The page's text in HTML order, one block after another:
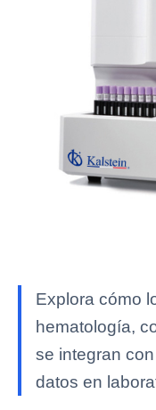
Explora cómo
hematología,
se integran
datos en